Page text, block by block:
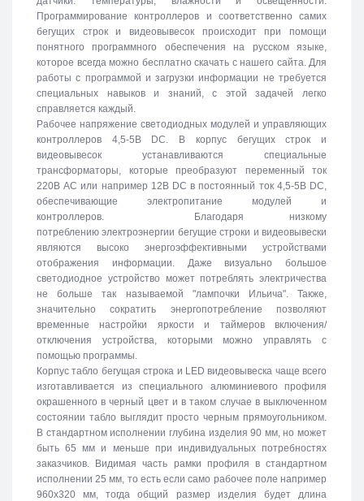
Программирование контроллеров и соответственно самих
бегущих строк и видеовывесок происходит при помощи
понятного программного обеспечения на русском языке,
которое всегда можно бесплатно скачать с нашего сайта. Для
работы с программой и загрузки информации не требуется
специальных навыков и знаний, с этой задачей легко
справляется каждый.
Рабочее напряжение светодиодных модулей и управляющих
контроллеров 4,5-5В DC. В корпус бегущих строк и
видеовывесок устанавливаются специальные
трансформаторы, которые преобразуют переменный ток
220В АС или например 12В DC в постоянный ток 4,5-5В DC,
обеспечивающие электропитание модулей и
контроллеров. Благодаря низкому
потреблению электроэнергии бегущие строки и видеовывески
являются высоко энергоэффективными устройствами
отображения информации. Даже визуально большое
светодиодное устройство может потреблять электричества
не больше так называемой "лампочки Ильича". Также,
значительно сократить энергопотребление позволяют
временные настройки яркости и таймеров включения/
отключения устройства, которыми можно управлять с
помощью программы.
Корпус табло бегущая строка и LED видеовывеска чаще всего
изготавливается из специального алюминиевого профиля
окрашенного в черный цвет и в таком случае в выключенном
состоянии табло выглядит просто черным прямоугольником.
В стандартном исполнении глубина изделия 90 мм, но может
быть 65 мм и меньше при индивидуальных потребностях
заказчиков. Видимая часть рамки профиля в стандартном
исполнении 25 мм, то есть если само рабочее поле например
960х320 мм, тогда общий размер изделия будет длина